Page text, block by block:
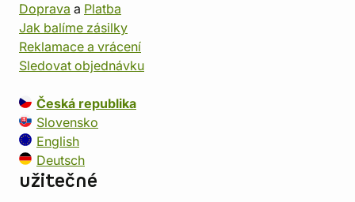
Doprava a Platba
Jak balíme zásilky
Reklamace a vrácení
Sledovat objednávku
Česká republika
Slovensko
English
Deutsch
užitečné